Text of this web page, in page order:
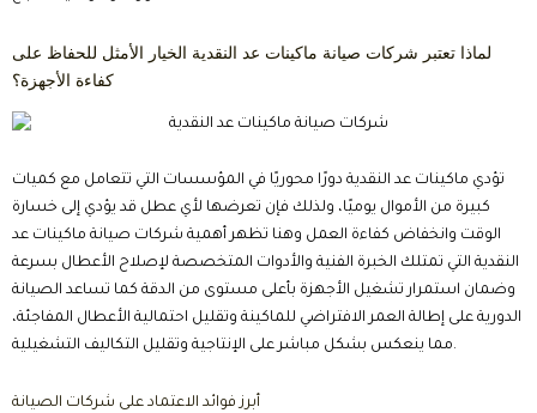
لماذا تعتبر شركات صيانة ماكينات عد النقدية الخيار الأمثل للحفاظ على
كفاءة الأجهزة؟
تؤدي ماكينات عد النقدية دورًا محوريًا في المؤسسات التي تتعامل مع كميات
كبيرة من الأموال يوميًا، ولذلك فإن تعرضها لأي عطل قد يؤدي إلى خسارة
الوقت وانخفاض كفاءة العمل وهنا تظهر أهمية شركات صيانة ماكينات عد
النقدية التي تمتلك الخبرة الفنية والأدوات المتخصصة لإصلاح الأعطال بسرعة
وضمان استمرار تشغيل الأجهزة بأعلى مستوى من الدقة كما تساعد الصيانة
الدورية على إطالة العمر الافتراضي للماكينة وتقليل احتمالية الأعطال المفاجئة،
مما ينعكس بشكل مباشر على الإنتاجية وتقليل التكاليف التشغيلية.
أبرز فوائد الاعتماد على شركات الصيانة